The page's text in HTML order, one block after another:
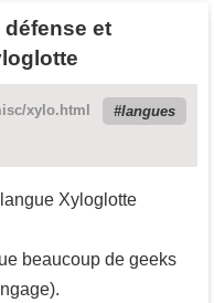
et
xylo.html
langues
Xyloglotte
beaucoup de geeks